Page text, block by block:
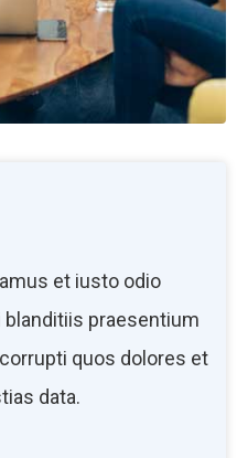
et iusto odio
praesentium
quos dolores et
data.